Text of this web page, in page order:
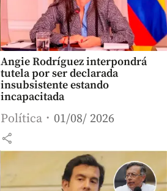
Angie Rodríguez interpondrá
tutela por ser declarada
insubsistente estando
incapacitada
Política 01/08/ 2026
share